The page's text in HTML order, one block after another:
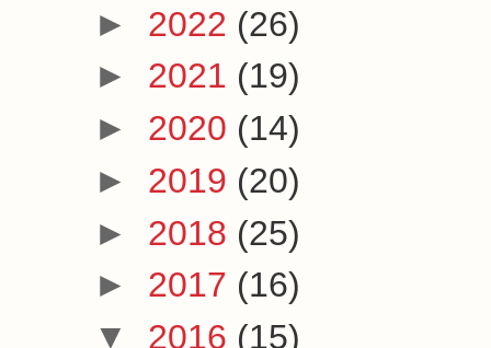
► 2022 (26)
► 2021 (19)
► 2020 (14)
► 2019 (20)
► 2018 (25)
► 2017 (16)
▼ 2016 (15)